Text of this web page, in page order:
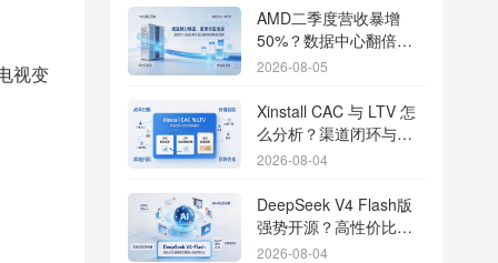
视变
AMD二季度营收暴增
50%？数据中心翻倍增
长驱动跨端分发新底座
2026-08-05
Xinstall CAC 与 LTV 怎
么分析？渠道闭环与投
放回报解析
2026-08-04
DeepSeek V4 Flash版
强势开源？高性价比基
座模型重塑长尾应用全
2026-08-04